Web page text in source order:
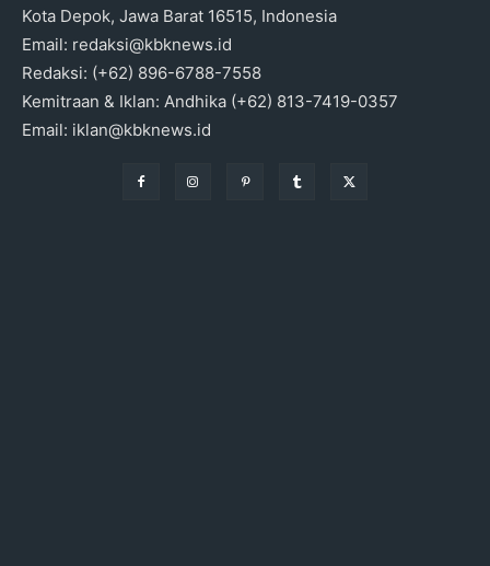
Kota Depok, Jawa Barat 16515, Indonesia
Email: redaksi@kbknews.id
Redaksi: (+62) 896-6788-7558
Kemitraan & Iklan: Andhika (+62) 813-7419-0357
Email: iklan@kbknews.id